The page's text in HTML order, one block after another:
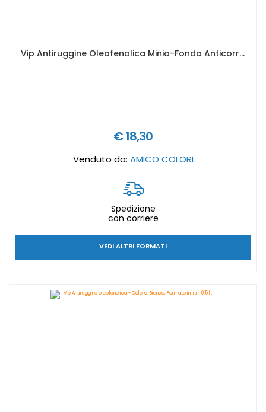
Vip Antiruggine Oleofenolica Minio-Fondo Anticorrosivo - Formato in litri: 0,5 lt
€ 18,30
Venduto da: AMICO COLORI
Spedizione
con corriere
VEDI ALTRI FORMATI